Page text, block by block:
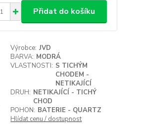
Přidat do košíku
Výrobce: JVD
BARVA: MODRÁ
VLASTNOSTI: S TICHÝM
CHODEM -
NETIKAJÍCÍ
DRUH: NETIKAJÍCÍ - TICHÝ
CHOD
POHON: BATERIE - QUARTZ
Hlídat cenu / dostupnost